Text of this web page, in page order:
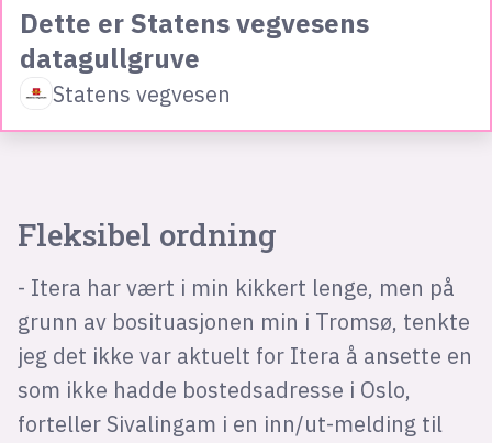
Dette er Statens vegvesens
datagullgruve
Statens vegvesen
Fleksibel ordning
- Itera har vært i min kikkert lenge, men på
grunn av bosituasjonen min i Tromsø, tenkte
jeg det ikke var aktuelt for Itera å ansette en
som ikke hadde bostedsadresse i Oslo,
forteller Sivalingam i en inn/ut-melding til